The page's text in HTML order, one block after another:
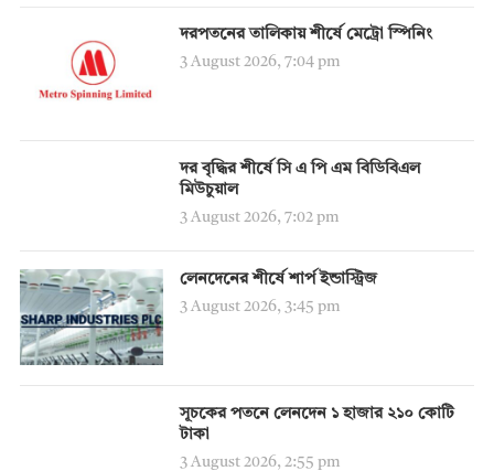
দরপতনের তালিকায় শীর্ষে মেট্রো স্পিনিং
3 August 2026, 7:04 pm
দর বৃদ্ধির শীর্ষে সি এ পি এম বিডিবিএল
মিউচুয়াল
3 August 2026, 7:02 pm
লেনদেনের শীর্ষে শার্প ইন্ডাস্ট্রিজ
3 August 2026, 3:45 pm
সূচকের পতনে লেনদেন ১ হাজার ২১০ কোটি
টাকা
3 August 2026, 2:55 pm